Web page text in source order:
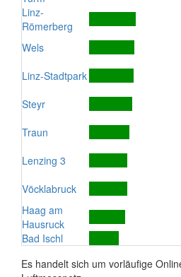
Linz-
Römerberg
Wels
Linz-Stadtpark
Steyr
Traun
Lenzing 3
Vöcklabruck
Haag am
Hausruck
Bad Ischl
Es handelt sich um vorläufige